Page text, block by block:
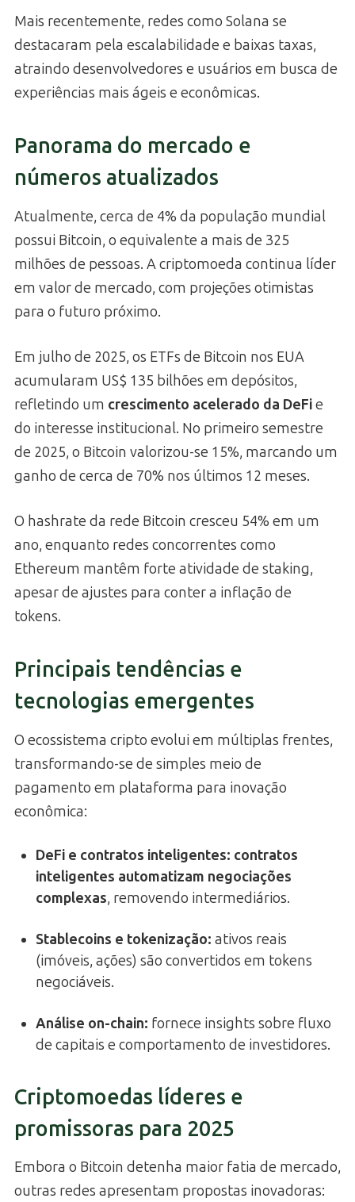
Mais recentemente, redes como Solana se
destacaram pela escalabilidade e baixas taxas,
atraindo desenvolvedores e usuários em busca de
experiências mais ágeis e econômicas.
Panorama do mercado e
números atualizados
Atualmente, cerca de 4% da população mundial
possui Bitcoin, o equivalente a mais de 325
milhões de pessoas. A criptomoeda continua líder
em valor de mercado, com projeções otimistas
para o futuro próximo.
Em julho de 2025, os ETFs de Bitcoin nos EUA
acumularam US$ 135 bilhões em depósitos,
refletindo um crescimento acelerado da DeFie
do interesse institucional. No primeiro semestre
de 2025, o Bitcoin valorizou-se 15%, marcando um
ganho de cerca de 70% nos últimos 12 meses.
O hashrate da rede Bitcoin cresceu 54% em um
ano, enquanto redes concorrentes como
Ethereum mantêm forte atividade de staking,
apesar de ajustes para conter a inflação de
tokens.
Principais tendências e
tecnologias emergentes
O ecossistema cripto evolui em múltiplas frentes,
transformando-se de simples meio de
pagamento em plataforma para inovação
econômica:
DeFi e contratos inteligentes: contratos
inteligentes automatizam negociações
complexas, removendo intermediários.
Stablecoins e tokenização: ativos reais
(imóveis, ações) são convertidos em tokens
negociáveis.
Análise on-chain: fornece insights sobre fluxo
de capitais e comportamento de investidores.
Criptomoedas líderes e
promissoras para 2025
Embora o Bitcoin detenha maior fatia de mercado,
outras redes apresentam propostas inovadoras: